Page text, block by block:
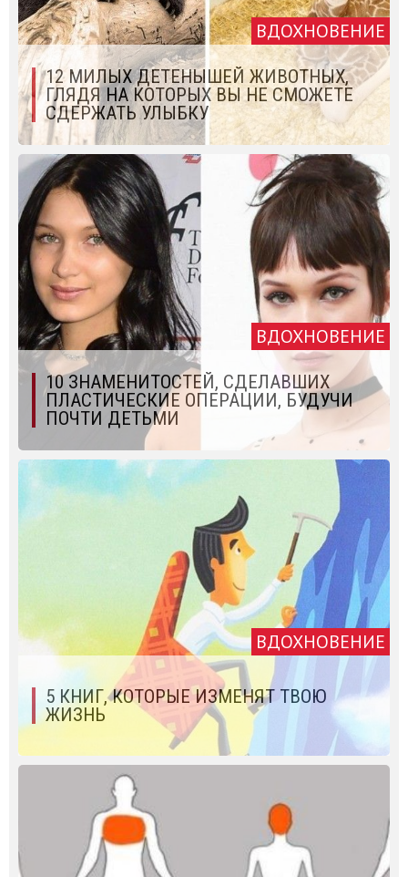
ВДОХНОВЕНИЕ
12 МИЛЫХ ДЕТЕНЫШЕЙ ЖИВОТНЫХ,
ГЛЯДЯ НА КОТОРЫХ ВЫ НЕ СМОЖЕТЕ
СДЕРЖАТЬ УЛЫБКУ
ВДОХНОВЕНИЕ
10 ЗНАМЕНИТОСТЕЙ, СДЕЛАВШИХ
ПЛАСТИЧЕСКИЕ ОПЕРАЦИИ, БУДУЧИ
ПОЧТИ ДЕТЬМИ
ВДОХНОВЕНИЕ
5 КНИГ, КОТОРЫЕ ИЗМЕНЯТ ТВОЮ
ЖИЗНЬ